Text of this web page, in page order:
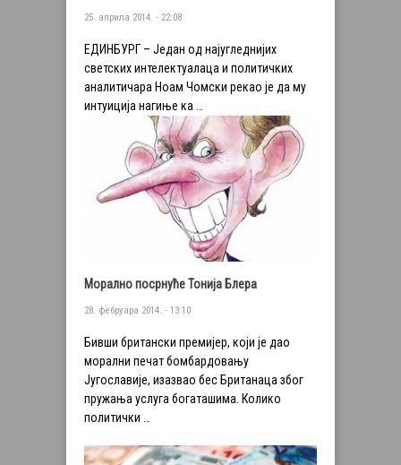
25. априла 2014. - 22:08
EДИНБУРГ – Jедан од наjугледниjих
светских интелектуалаца и политичких
аналитичара Ноам Чомски рекао jе да му
интуициjа нагиње ка …
Морално посрнуће Тонија Блера
28. фебруара 2014. - 13:10
Бивши британски премијер, који је дао
морални печат бомбардовању
Југославије, изазвао бес Британаца због
пружања услуга богаташима. Колико
политички …